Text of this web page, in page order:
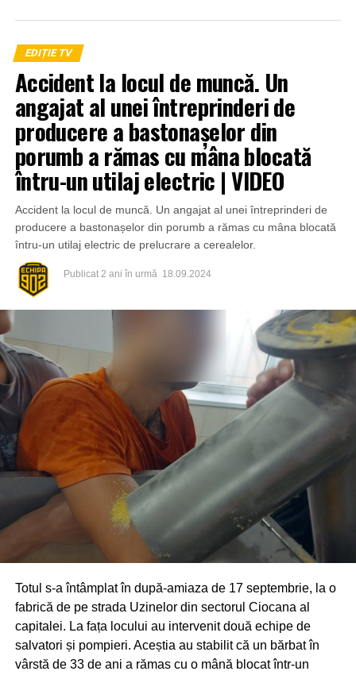
EDIȚIE TV
Accident la locul de muncă. Un
angajat al unei întreprinderi de
producere a bastonașelor din
porumb a rămas cu mâna blocată
întru-un utilaj electric | VIDEO
Accident la locul de muncă. Un angajat al unei întreprinderi de
producere a bastonașelor din porumb a rămas cu mâna blocată
întru-un utilaj electric de prelucrare a cerealelor.
Publicat 2 ani în urmă 18.09.2024
Totul s-a întâmplat în după-amiaza de 17 septembrie, la o
fabrică de pe strada Uzinelor din sectorul Ciocana al
capitalei. La fața locului au intervenit două echipe de
salvatori și pompieri. Aceștia au stabilit că un bărbat în
vârstă de 33 de ani a rămas cu o mână blocat într-un